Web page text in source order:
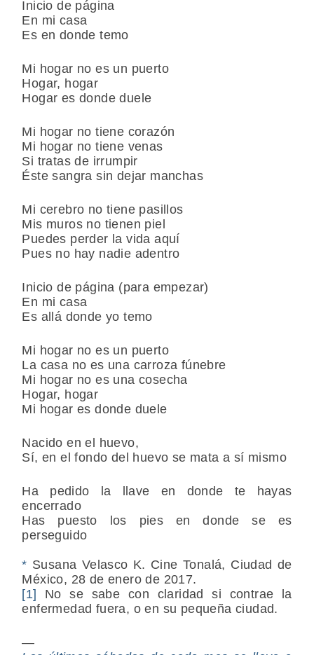
Inicio de página
En mi casa
Es en donde temo
Mi hogar no es un puerto
Hogar, hogar
Hogar es donde duele
Mi hogar no tiene corazón
Mi hogar no tiene venas
Si tratas de irrumpir
Éste sangra sin dejar manchas
Mi cerebro no tiene pasillos
Mis muros no tienen piel
Puedes perder la vida aquí
Pues no hay nadie adentro
Inicio de página (para empezar)
En mi casa
Es allá donde yo temo
Mi hogar no es un puerto
La casa no es una carroza fúnebre
Mi hogar no es una cosecha
Hogar, hogar
Mi hogar es donde duele
Nacido en el huevo,
Sí, en el fondo del huevo se mata a sí mismo
Ha pedido la llave en donde te hayas
encerrado
Has puesto los pies en donde se es
perseguido
* Susana Velasco K. Cine Tonalá, Ciudad de
México, 28 de enero de 2017.
[1] No se sabe con claridad si contrae la
enfermedad fuera, o en su pequeña ciudad.
—